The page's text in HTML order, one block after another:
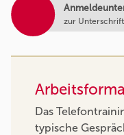
Das
typische
zur Unterschrift